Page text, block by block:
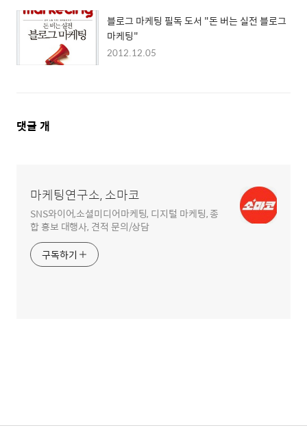
블로그 마케팅 필독 도서 "돈 버는 실전 블로그
마케팅"
2012.12.05
댓
댓글 개
마케팅연구소, 소마코
SNS와이어,소셜미디어마케팅, 디지털 마케팅, 종
합 홍보 대행사, 견적 문의/상담
구독하기